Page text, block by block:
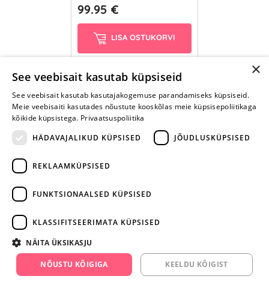
99.95 €
LISA OSTUKORVI
facebook.com/yesyes.ee
Instagram/yesyes.ee
×
See veebisait kasutab küpsiseid
See veebisait kasutab kasutajakogemuse parandamiseks küpsiseid.
Meie veebisaiti kasutades nõustute kooskõlas meie küpsisepoliitikaga
kõikide küpsistega. Privaatsuspoliitika
HÄDAVAJALIKUD KÜPSISED
JÕUDLUSKÜPSISED
REKLAAMKÜPSISED
FUNKTSIONAALSED KÜPSISED
KLASSIFITSEERIMATA KÜPSISED
NÄITA ÜKSIKASJU
NÕUSTU KÕIGIGA KEELDU KÕIGIST